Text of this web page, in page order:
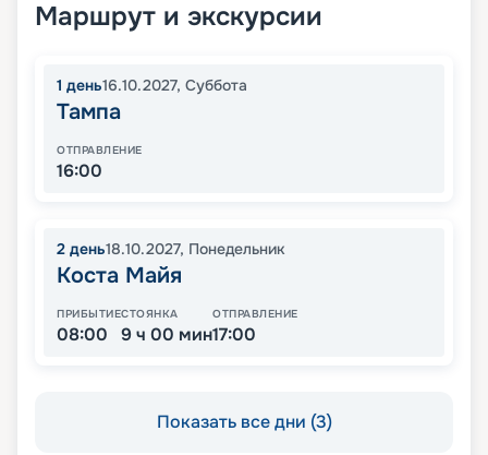
Маршрут и экскурсии
1 день16.10.2027, Суббота
Тампа
ОТПРАВЛЕНИЕ
16:00
2 день18.10.2027, Понедельник
Коста Майя
ПРИБЫТИЕ
08:00
СТОЯНКА
9 ч 00 мин
ОТПРАВЛЕНИЕ
17:00
Показать все дни (3)